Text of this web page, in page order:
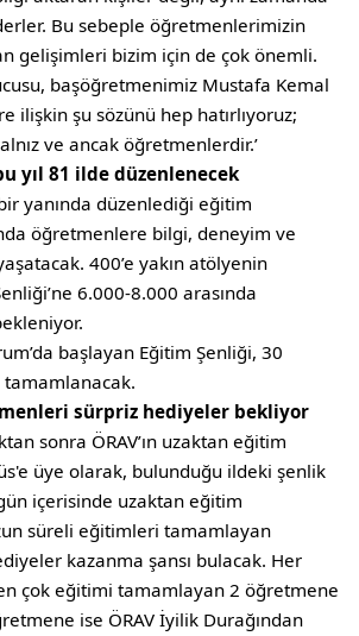
Bu sebeple öğretmenlerimizin
gelişimleri bizim için de çok önemli.
başöğretmenimiz Mustafa Kemal
ilişkin şu sözünü hep hatırlıyoruz;
ve ancak öğretmenlerdir.’
yıl 81 ilde düzenlenecek
yanında düzenlediği eğitim
öğretmenlere bilgi, deneyim ve
400’e yakın atölyenin
6.000-8.000 arasında
başlayan Eğitim Şenliği, 30
tamamlanacak.
sürpriz hediyeler bekliyor
sonra ÖRAV’ın uzaktan eğitim
üye olarak, bulunduğu ildeki şenlik
içerisinde uzaktan eğitim
süreli eğitimleri tamamlayan
kazanma şansı bulacak. Her
çok eğitimi tamamlayan 2 öğretmene
ise ÖRAV İyilik Durağından